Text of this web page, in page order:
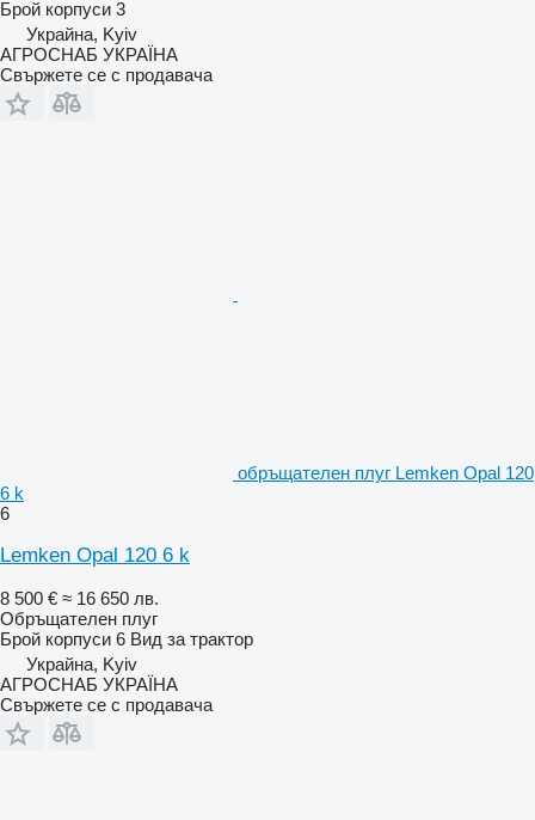
Брой корпуси 3
Украйна, Kyiv
АГРОСНАБ УКРАЇНА
Свържете се с продавача
обръщателен плуг Lemken Opal 120
6 k
6
Lemken Opal 120 6 k
8 500 € ≈ 16 650 лв.
Обръщателен плуг
Брой корпуси 6 Вид за трактор
Украйна, Kyiv
АГРОСНАБ УКРАЇНА
Свържете се с продавача